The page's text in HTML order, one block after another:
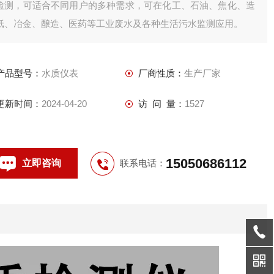
测，可适合不同用户的多种需求，可在化工、石油、焦化、造
、冶金、酿造、医药等工业废水及各种生活污水监测应用。
品型号： 水质仪表 厂商性质： 生产厂家
新时间： 2024-04-20 访 问 量： 1527
立即咨询 联系电话： 15050686112